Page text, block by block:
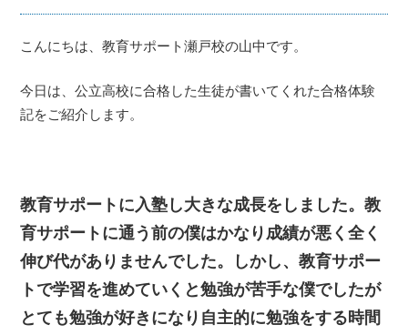
こんにちは、教育サポート瀬戸校の山中です。
今日は、公立高校に合格した生徒が書いてくれた合格体験
記をご紹介します。
教育サポートに入塾し大きな成長をしました。教
育サポートに通う前の僕はかなり成績が悪く全く
伸び代がありませんでした。しかし、教育サポー
トで学習を進めていくと勉強が苦手な僕でしたが
とても勉強が好きになり自主的に勉強をする時間